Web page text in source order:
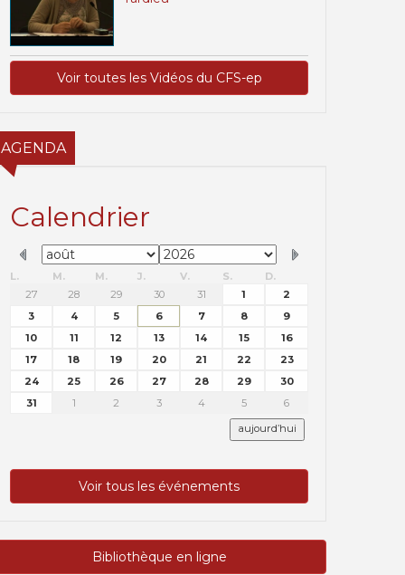
Voir toutes les Vidéos du CFS-ep
AGENDA
Calendrier
L. M. M. J. V. S.
D.
27
28 29 30 31 1
2
3
4 5 6 7 8
9
10
11 12 13 14 15
16
17
18 19 20 21 22
23
24
25 26 27 28 29
30
31
1 2 3 4 5 6
aujourd’hui
Voir tous les événements
Bibliothèque en ligne